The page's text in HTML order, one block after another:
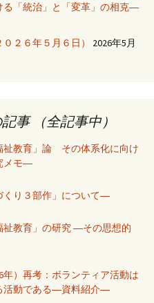
「統治」と「変革」の相克―
２６年５月６日）
2026年5月
事 （全記事中）
教育」論 その体系化に向け
メモ―
り３部作」について―
教育」の研究 ―その思想的
年）再考：ボランティア活動は
活動である―資料紹介―